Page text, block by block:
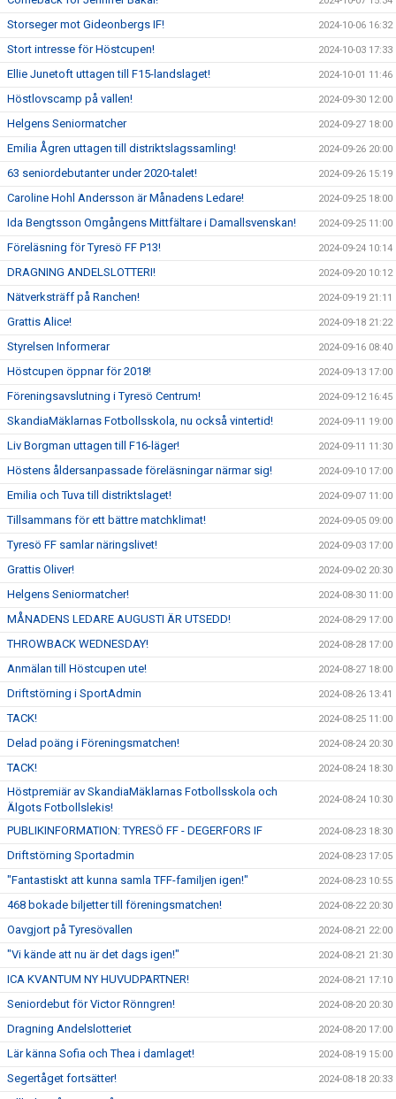
Storseger mot Gideonbergs IF! 2024-10-06 16:32
Stort intresse för Höstcupen! 2024-10-03 17:33
Ellie Junetoft uttagen till F15-landslaget! 2024-10-01 11:46
Höstlovscamp på vallen! 2024-09-30 12:00
Helgens Seniormatcher 2024-09-27 18:00
Emilia Ågren uttagen till distriktslagssamling! 2024-09-26 20:00
63 seniordebutanter under 2020-talet! 2024-09-26 15:19
Caroline Hohl Andersson är Månadens Ledare! 2024-09-25 18:00
Ida Bengtsson Omgångens Mittfältare i Damallsvenskan! 2024-09-25 11:00
Föreläsning för Tyresö FF P13! 2024-09-24 10:14
DRAGNING ANDELSLOTTERI! 2024-09-20 10:12
Nätverksträff på Ranchen! 2024-09-19 21:11
Grattis Alice! 2024-09-18 21:22
Styrelsen Informerar 2024-09-16 08:40
Höstcupen öppnar för 2018! 2024-09-13 17:00
Föreningsavslutning i Tyresö Centrum! 2024-09-12 16:45
SkandiaMäklarnas Fotbollsskola, nu också vintertid! 2024-09-11 19:00
Liv Borgman uttagen till F16-läger! 2024-09-11 11:30
Höstens åldersanpassade föreläsningar närmar sig! 2024-09-10 17:00
Emilia och Tuva till distriktslaget! 2024-09-07 11:00
Tillsammans för ett bättre matchklimat! 2024-09-05 09:00
Tyresö FF samlar näringslivet! 2024-09-03 17:00
Grattis Oliver! 2024-09-02 20:30
Helgens Seniormatcher! 2024-08-30 11:00
MÅNADENS LEDARE AUGUSTI ÄR UTSEDD! 2024-08-29 17:00
THROWBACK WEDNESDAY! 2024-08-28 17:00
Anmälan till Höstcupen ute! 2024-08-27 18:00
Driftstörning i SportAdmin 2024-08-26 13:41
TACK! 2024-08-25 11:00
Delad poäng i Föreningsmatchen! 2024-08-24 20:30
TACK! 2024-08-24 18:30
Höstpremiär av SkandiaMäklarnas Fotbollsskola och
Älgots Fotbollslekis!
2024-08-24 10:30
PUBLIKINFORMATION: TYRESÖ FF - DEGERFORS IF 2024-08-23 18:30
Driftstörning Sportadmin 2024-08-23 17:05
"Fantastiskt att kunna samla TFF-familjen igen!" 2024-08-23 10:55
468 bokade biljetter till föreningsmatchen! 2024-08-22 20:30
Oavgjort på Tyresövallen 2024-08-21 22:00
"Vi kände att nu är det dags igen!" 2024-08-21 21:30
ICA KVANTUM NY HUVUDPARTNER! 2024-08-21 17:10
Seniordebut för Victor Rönngren! 2024-08-20 20:30
Dragning Andelslotteriet 2024-08-20 17:00
Lär känna Sofia och Thea i damlaget! 2024-08-19 15:00
Segertåget fortsätter! 2024-08-18 20:33